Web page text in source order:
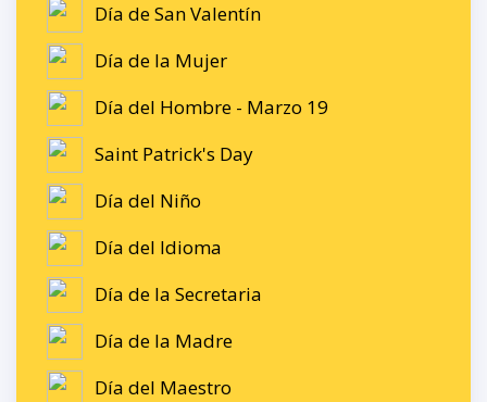
Día de San Valentín
Día de la Mujer
Día del Hombre - Marzo 19
Saint Patrick's Day
Día del Niño
Día del Idioma
Día de la Secretaria
Día de la Madre
Día del Maestro